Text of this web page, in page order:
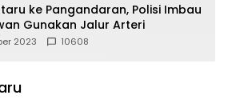
ke Pangandaran, Polisi Imbau
Gunakan Jalur Arteri
2023 10608